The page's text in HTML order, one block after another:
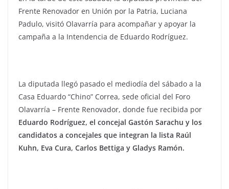
Frente Renovador en Unión por la Patria, Luciana
Padulo, visitó Olavarría para acompañar y apoyar la
campaña a la Intendencia de Eduardo Rodríguez.
La diputada llegó pasado el mediodía del sábado a la
Casa Eduardo “Chino” Correa, sede oficial del Foro
Olavarría – Frente Renovador, donde fue recibida por
Eduardo Rodríguez, el concejal Gastón Sarachu y los
candidatos a concejales que integran la lista Raúl
Kuhn, Eva Cura, Carlos Bettiga y Gladys Ramón.